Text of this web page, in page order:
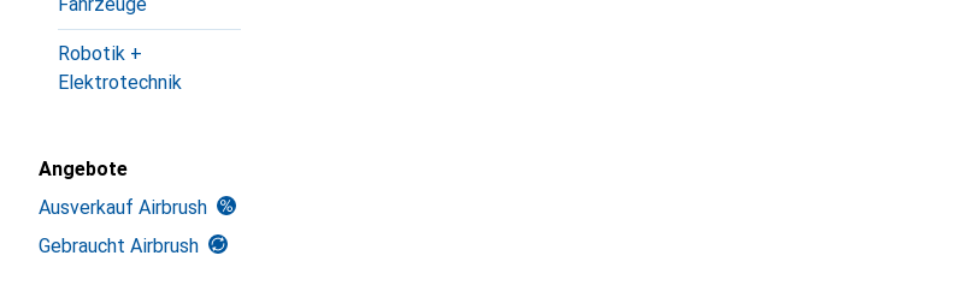
Robotik +
Elektrotechnik
Angebote
Ausverkauf Airbrush
Gebraucht Airbrush